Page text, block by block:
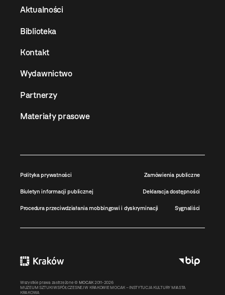
Aktualności
Biblioteka
Kontakt
Wydawnictwo
Partnerzy
Materiały prasowe
Polityka prywatności Zamówienia publiczne
Biuletyn informacji publicznej Deklaracja dostępności
Procedura przeciwdziałania mobbingowi i dyskryminacji Sygnaliści
Wszystkie prawa zastrzeżone © MOCAK 2011-2026
MUZEUM SZTUKI WSPÓŁCZESNEJ W KRAKOWIE MOCAK – INSTYTUCJA KULTURY MIASTA
KRAKOWA